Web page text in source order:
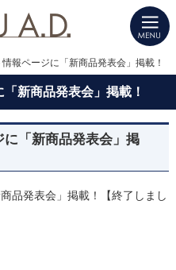
新商品発表会」掲載！
知・名古屋）の新築は当社へお任せく
A.D.にお任せ
「新商品発表会」掲
品発表会」掲載！【終了しまし
報ページに「新商品発表会」掲載！